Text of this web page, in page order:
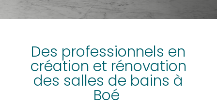
Des professionnels en
création et rénovation
des salles de bains à
Boé